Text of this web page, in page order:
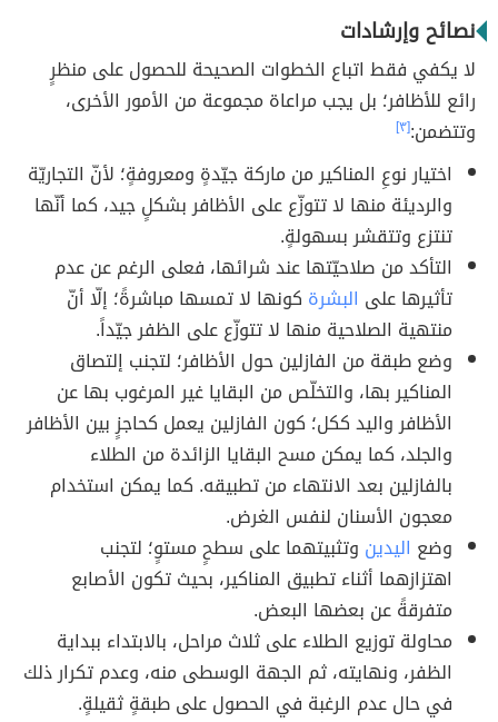
نصائح وإرشادات
لا يكفي فقط اتباع الخطوات الصحيحة للحصول على منظرٍ
رائع للأظافر؛ بل يجب مراعاة مجموعة من الأمور الأخرى،
وتتضمن:[٣]
اختيار نوعِ المناكير من ماركة جيّدةٍ ومعروفةٍ؛ لأنّ التجاريّة
والرديئة منها لا تتوزّع على الأظافر بشكلٍ جيد، كما أنّها
تنتزع وتتقشر بسهولةٍ.
التأكد من صلاحيّتها عند شرائها، فعلى الرغم عن عدم
تأثيرها على البشرة كونها لا تمسها مباشرةً؛ إلّا أنّ
منتهية الصلاحية منها لا تتوزّع على الظفر جيّداً.
وضع طبقة من الفازلين حول الأظافر؛ لتجنب إلتصاق
المناكير بها، والتخلّص من البقايا غير المرغوب بها عن
الأظافر واليد ككل؛ كون الفازلين يعمل كحاجزٍ بين الأظافر
والجلد، كما يمكن مسح البقايا الزائدة من الطلاء
بالفازلين بعد الانتهاء من تطبيقه. كما يمكن استخدام
معجون الأسنان لنفس الغرض.
وضع اليدين وتثبيتهما على سطحٍ مستوٍ؛ لتجنب
اهتزازهما أثناء تطبيق المناكير، بحيث تكون الأصابع
متفرقةً عن بعضها البعض.
محاولة توزيع الطلاء على ثلاث مراحل، بالابتداء ببداية
الظفر، ونهايته، ثم الجهة الوسطى منه، وعدم تكرار ذلك
في حال عدم الرغبة في الحصول على طبقةٍ ثقيلةٍ.